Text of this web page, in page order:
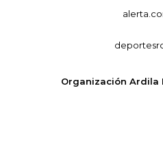
Organización Ardila